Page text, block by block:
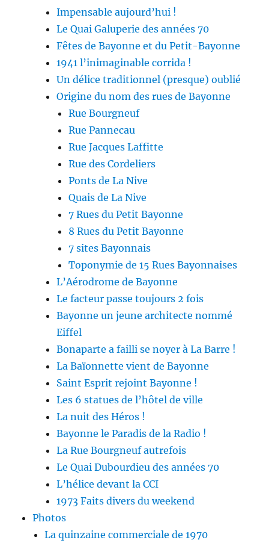
Impensable aujourd’hui !
Le Quai Galuperie des années 70
Fêtes de Bayonne et du Petit-Bayonne
1941 l’inimaginable corrida !
Un délice traditionnel (presque) oublié
Origine du nom des rues de Bayonne
Rue Bourgneuf
Rue Pannecau
Rue Jacques Laffitte
Rue des Cordeliers
Ponts de La Nive
Quais de La Nive
7 Rues du Petit Bayonne
8 Rues du Petit Bayonne
7 sites Bayonnais
Toponymie de 15 Rues Bayonnaises
L’Aérodrome de Bayonne
Le facteur passe toujours 2 fois
Bayonne un jeune architecte nommé
Eiffel
Bonaparte a failli se noyer à La Barre !
La Baïonnette vient de Bayonne
Saint Esprit rejoint Bayonne !
Les 6 statues de l’hôtel de ville
La nuit des Héros !
Bayonne le Paradis de la Radio !
La Rue Bourgneuf autrefois
Le Quai Dubourdieu des années 70
L’hélice devant la CCI
1973 Faits divers du weekend
Photos
La quinzaine commerciale de 1970